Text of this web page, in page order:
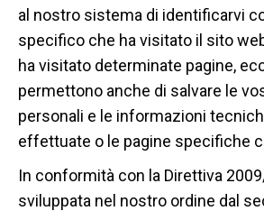
al nostro sistema di identificarvi
specifico che ha visitato il sito
ha visitato determinate pagine,
permettono anche di salvare le
personali e le informazioni
effettuate o le pagine specifiche
In conformità con la Direttiva
sviluppata nel nostro ordine dal